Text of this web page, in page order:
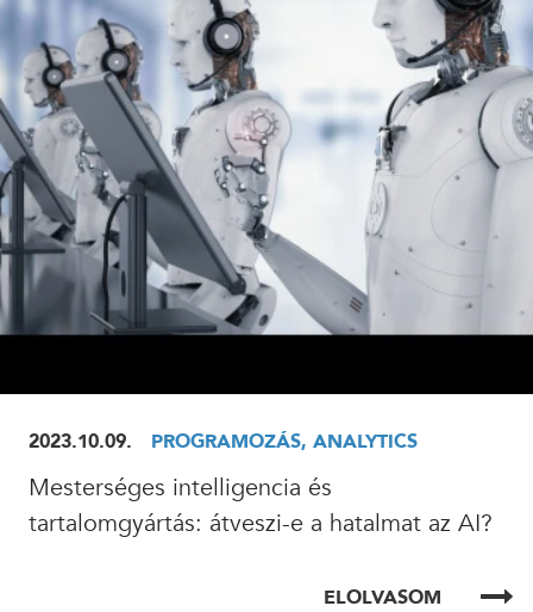
ELOLVASOM
2023.10.09. PROGRAMOZÁS, ANALYTICS
Mesterséges intelligencia és
tartalomgyártás: átveszi-e a hatalmat az AI?
ELOLVASOM